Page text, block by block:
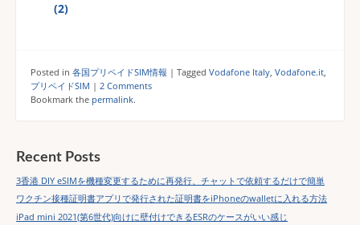
(2)
Posted in 各国プリペイドSIM情報 | Tagged Vodafone Italy Vodafone.it
プリペイドSIM | 2 Comments
Bookmark the permalink.
Recent Posts
3香港 DIY eSIMを機種変更するために再発行、チャットで依頼するだけで簡単
ワクチン接種証明書アプリで発行された証明書をiPhoneのwalletに入れる方法
iPad mini 2021(第6世代)向けに壁付けできるESRのケースがいい感じ